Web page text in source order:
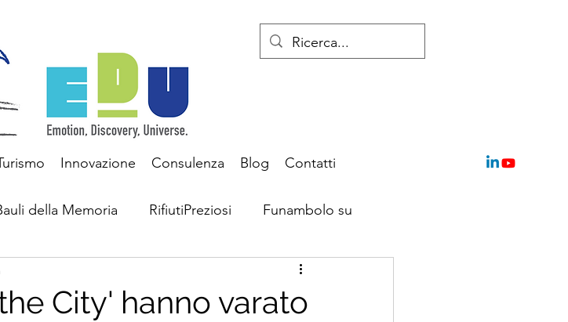
Innovazione Consulenza Blog Contatti
della Memoria RifiutiPreziosi Funambolo su
City' hanno varato